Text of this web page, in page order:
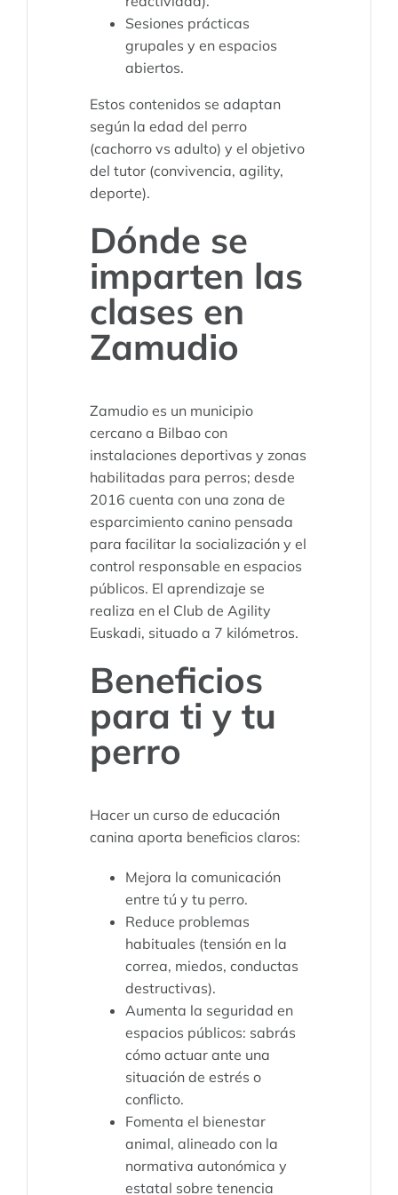
Sesiones prácticas
grupales y en espacios
abiertos.
Estos contenidos se adaptan
según la edad del perro
(cachorro vs adulto) y el objetivo
del tutor (convivencia, agility,
deporte).
Dónde se
imparten las
clases en
Zamudio
Zamudio es un municipio
cercano a Bilbao con
instalaciones deportivas y zonas
habilitadas para perros; desde
2016 cuenta con una zona de
esparcimiento canino pensada
para facilitar la socialización y el
control responsable en espacios
públicos. El aprendizaje se
realiza en el Club de Agility
Euskadi, situado a 7 kilómetros.
Beneficios
para ti y tu
perro
Hacer un curso de educación
canina aporta beneficios claros:
Mejora la comunicación
entre tú y tu perro.
Reduce problemas
habituales (tensión en la
correa, miedos, conductas
destructivas).
Aumenta la seguridad en
espacios públicos: sabrás
cómo actuar ante una
situación de estrés o
conflicto.
Fomenta el bienestar
animal, alineado con la
normativa autonómica y
estatal sobre tenencia